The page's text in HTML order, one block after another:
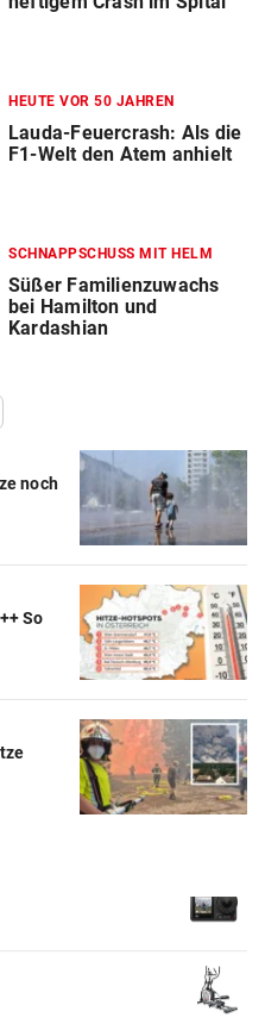
HEUTE VOR 50 JAHREN
Lauda-Feuercrash: Als die
F1-Welt den Atem anhielt
SCHNAPPSCHUSS MIT HELM
Süßer Familienzuwachs
bei Hamilton und
Kardashian
noch
So